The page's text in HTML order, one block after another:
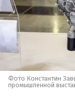
Фото Константин
промышленной